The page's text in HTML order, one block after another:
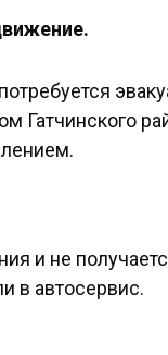
и не
в автосервис.